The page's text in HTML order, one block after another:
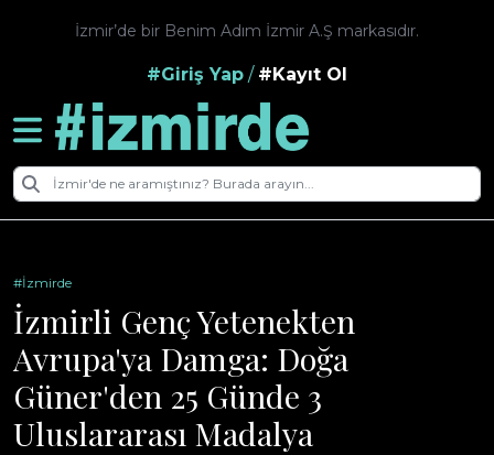
İzmir’de bir Benim Adım İzmir A.Ş markasıdır.
#Giriş Yap / #Kayıt Ol
#İzmirde
İzmirli Genç Yetenekten
Avrupa'ya Damga: Doğa
Güner'den 25 Günde 3
Uluslararası Madalya